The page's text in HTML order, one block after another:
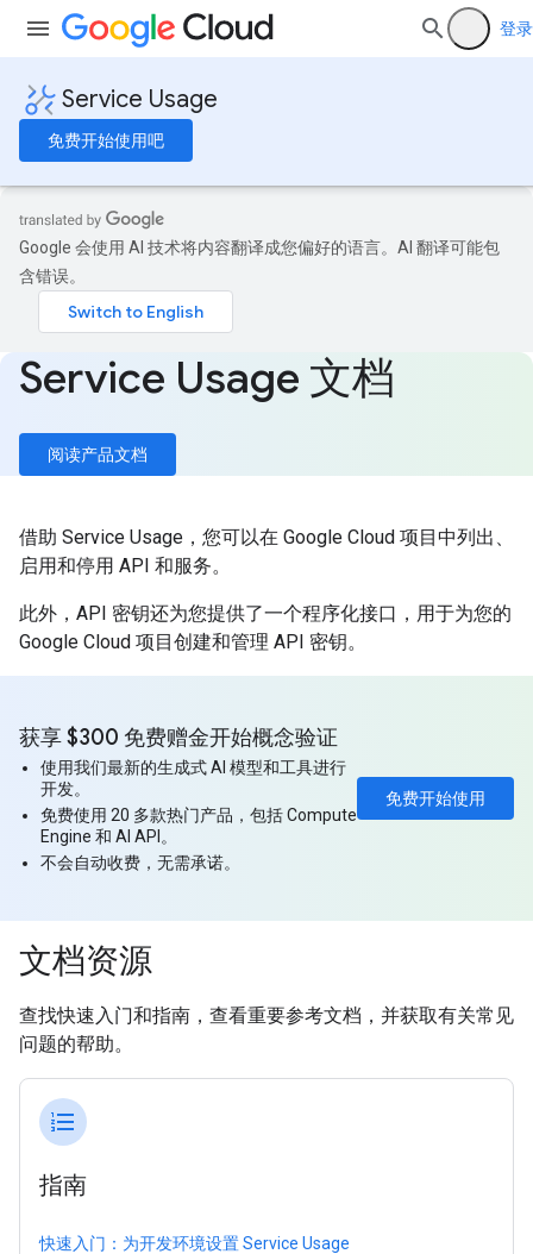
登录
Service Usage
免费开始使用吧
Google 会使用 AI 技术将内容翻译成您偏好的语言。AI 翻译可能包
含错误。
Service Usage 文档
阅读产品文档
借助 Service Usage，您可以在 Google Cloud 项目中列出、
启用和停用 API 和服务。
此外，API 密钥还为您提供了一个程序化接口，用于为您的
Google Cloud 项目创建和管理 API 密钥。
免费开始使用
获享 $300 免费赠金开始概念验证
使用我们最新的生成式 AI 模型和工具进行
开发。
免费使用 20 多款热门产品，包括 Compute
Engine 和 AI API。
不会自动收费，无需承诺。
文档资源
查找快速入门和指南，查看重要参考文档，并获取有关常见
问题的帮助。
format_list_numbered
指南
快速入门：为开发环境设置 Service Usage